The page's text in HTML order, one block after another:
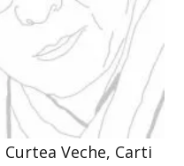
Curtea Veche, Carti